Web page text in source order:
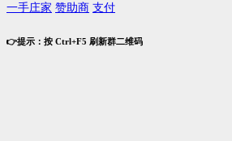
一手庄家 赞助商 支付
👉提示：按 Ctrl+F5 刷新群二维码